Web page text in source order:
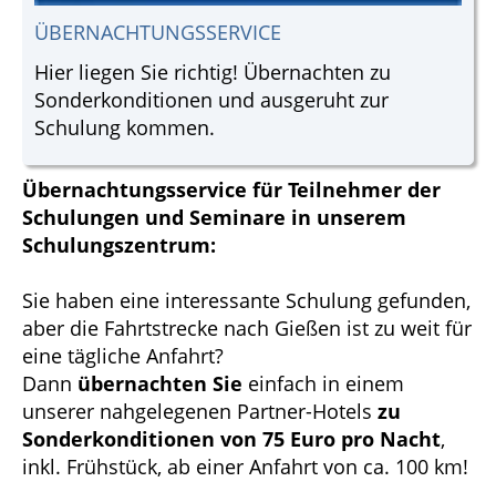
ÜBERNACHTUNGSSERVICE
Hier liegen Sie richtig! Übernachten zu
Sonderkonditionen und ausgeruht zur
Schulung kommen.
Übernachtungsservice für Teilnehmer der
Schulungen und Seminare in unserem
Schulungszentrum:
Sie haben eine interessante Schulung gefunden,
aber die Fahrtstrecke nach Gießen ist zu weit für
eine tägliche Anfahrt?
Dann übernachten Sie einfach in einem
unserer nahgelegenen Partner-Hotels zu
Sonderkonditionen von 75 Euro pro Nacht,
inkl. Frühstück, ab einer Anfahrt von ca. 100 km!